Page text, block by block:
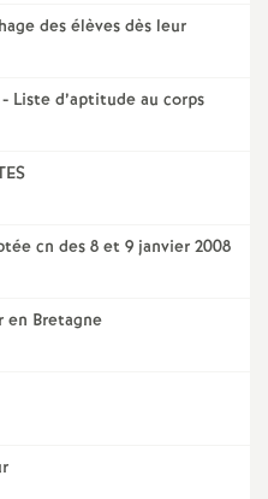
des élèves dès leur
Liste d’aptitude au corps
cn des 8 et 9 janvier 2008
en Bretagne